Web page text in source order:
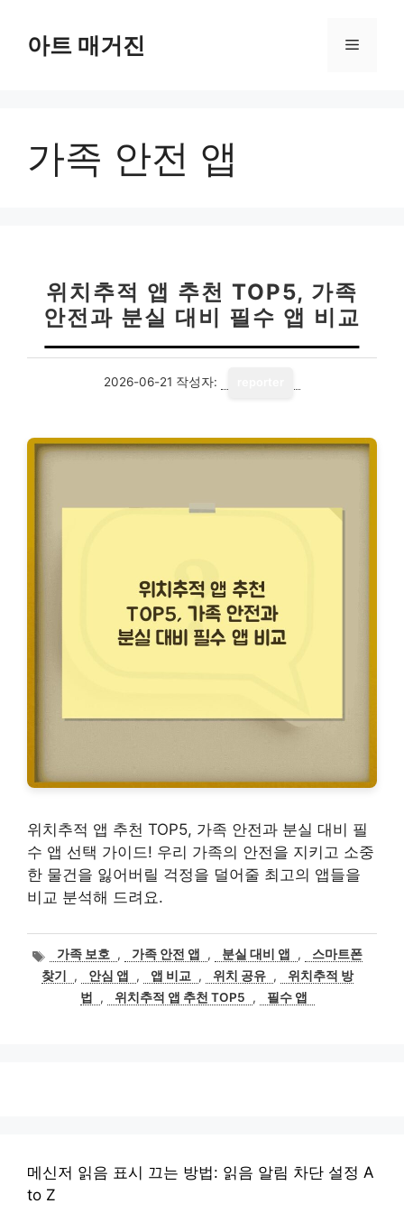
아트 매거진 메
가족 안전 앱
위치추적 앱 추천 TOP5, 가족
안전과 분실 대비 필수 앱 비교
2026-06-21 작성자:
위치추적 앱 추천 TOP5, 가족 안전과 분실 대비 필
수 앱 선택 가이드! 우리 가족의 안전을 지키고 소중
한 물건을 잃어버릴 걱정을 덜어줄 최고의 앱들을
비교 분석해 드려요.
태
그
가족 보호 , 가족 안전 앱 , 분실 대비 앱 ,
스마트폰
찾기
, 안심 앱 , 앱 비교 , 위치 공유 ,
위치추적 방
법
, 위치추적 앱 추천 TOP5 , 필수 앱
메신저 읽음 표시 끄는 방법: 읽음 알림 차단 설정 A
to Z